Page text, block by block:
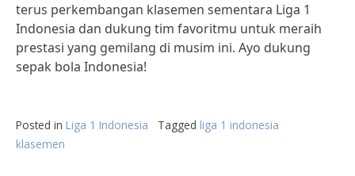
terus perkembangan klasemen sementara Liga 1
Indonesia dan dukung tim favoritmu untuk meraih
prestasi yang gemilang di musim ini. Ayo dukung
sepak bola Indonesia!
Posted in Liga 1 Indonesia Tagged liga 1 indonesia
klasemen